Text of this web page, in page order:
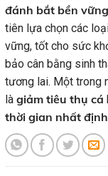
đánh bắt bền vững
tiên lựa chọn các
vững, tốt cho sức
bảo cân bằng sinh
tương lai. Một trong
là giảm tiêu thụ cá
thời gian nhất định